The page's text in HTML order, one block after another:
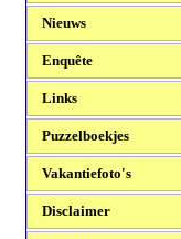
Nieuws
Enquête
Links
Puzzelboekjes
Vakantiefoto's
Disclaimer